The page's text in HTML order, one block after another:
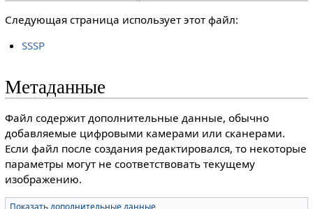
Следующая страница использует этот файл:
SSSP
Метаданные
Файл содержит дополнительные данные, обычно
добавляемые цифровыми камерами или сканерами.
Если файл после создания редактировался, то некоторые
параметры могут не соответствовать текущему
изображению.
Показать дополнительные данные